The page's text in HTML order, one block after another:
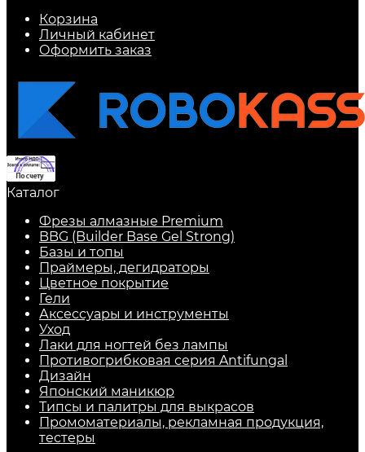
Корзина
Личный кабинет
Оформить заказ
Каталог
Фрезы алмазные Premium
BBG (Builder Base Gel Strong)
Базы и топы
Праймеры, дегидраторы
Цветное покрытие
Гели
Аксессуары и инструменты
Уход
Лаки для ногтей без лампы
Противогрибковая серия Antifungal
Дизайн
Японский маникюр
Типсы и палитры для выкрасов
Промоматериалы, рекламная продукция,
тестеры